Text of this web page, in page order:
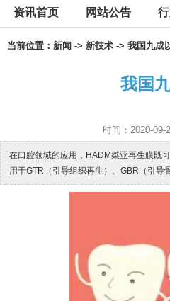
资讯首页 网站公告
当前位置： 新闻 -> 新技术 -> 我国九成
我国
时间：2020-
在口腔领域的应用，HADM桀亚再生膜既
用于GTR（引导组织再生）、GBR（引导